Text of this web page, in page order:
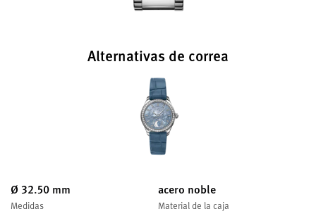
Alternativas de correa
Ø 32.50 mm
Medidas
acero noble
Material de la caja